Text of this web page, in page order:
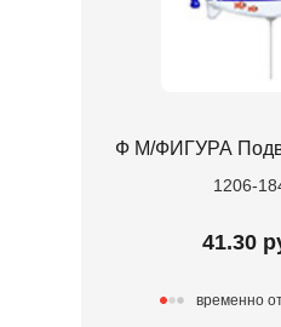
Ф М/ФИГУРА
1206-
41.30
временно